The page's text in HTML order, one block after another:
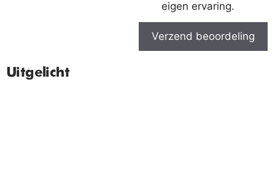
eigen ervaring.
Verzend beoordeling
Uitgelicht